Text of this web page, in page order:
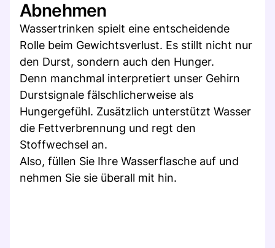
Abnehmen
Wassertrinken spielt eine entscheidende
Rolle beim Gewichtsverlust. Es stillt nicht nur
den Durst, sondern auch den Hunger.
Denn manchmal interpretiert unser Gehirn
Durstsignale fälschlicherweise als
Hungergefühl. Zusätzlich unterstützt Wasser
die Fettverbrennung und regt den
Stoffwechsel an.
Also, füllen Sie Ihre Wasserflasche auf und
nehmen Sie sie überall mit hin.